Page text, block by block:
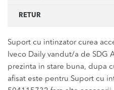
RETUR
Suport cu intinzator curea
Iveco Daily vandut/a de SDG
prezinta in stare buna, dupa
afisat este pentru Suport cu